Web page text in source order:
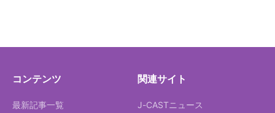
コンテンツ
最新記事一覧
関連サイト
J-CASTニュース